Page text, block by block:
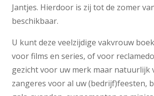
Jantjes. Hierdoor is zij tot de zomer
beschikbaar.
U kunt deze veelzijdige vakvrouw
voor films en series, of voor
gezicht voor uw merk maar natuurlijk
zangeres voor al uw (bedrijf)feesten,